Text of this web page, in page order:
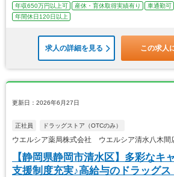
年収650万円以上可 産休・育休取得実績有り 車通勤可
年間休日120日以上
求人の詳細を見る この求人
更新日：2026年6月27日
正社員 ドラッグストア（OTCのみ）
ウエルシア薬局株式会社 ウエルシア清水八木間
【静岡県静岡市清水区】多彩なキ
支援制度充実♪高給与のドラッグ